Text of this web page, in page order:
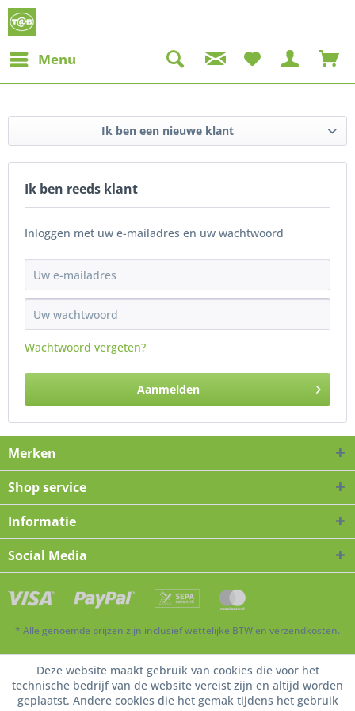
Menu
Ik ben een nieuwe klant
Ik ben reeds klant
Inloggen met uw e-mailadres en uw wachtwoord
Wachtwoord vergeten?
Aanmelden
Merken
Shop service
Informatie
Social Media
* Alle genoemde prijzen zijn inclusief wettelijke BTW en verzendkosten.
Deze website maakt gebruik van cookies die voor het
technische bedrijf van de website vereist zijn en altijd worden
geplaatst. Andere cookies die het gemak tijdens het gebruik